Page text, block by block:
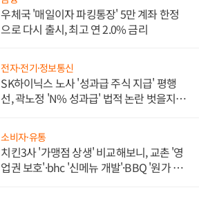
우체국 '매일이자 파킹통장' 5만 계좌 한정
으로 다시 출시, 최고 연 2.0% 금리
전자·전기·정보통신
SK하이닉스 노사 '성과급 주식 지급' 평행
선, 곽노정 'N% 성과급' 법적 논란 벗을지 주
소비자·유통
치킨3사 '가맹점 상생' 비교해보니, 교촌 '영
업권 보호'·bhc '신메뉴 개발'·BBQ '원가 부